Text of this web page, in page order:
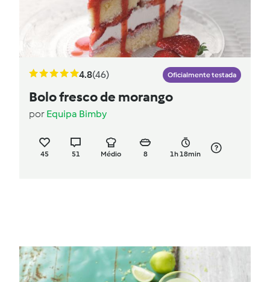
4.8(46) Oficialmente testada
Bolo fresco de morango
por Equipa Bimby
45 51 Médio 8 1h 18min